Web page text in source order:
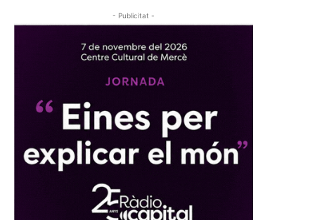
- Publicitat -